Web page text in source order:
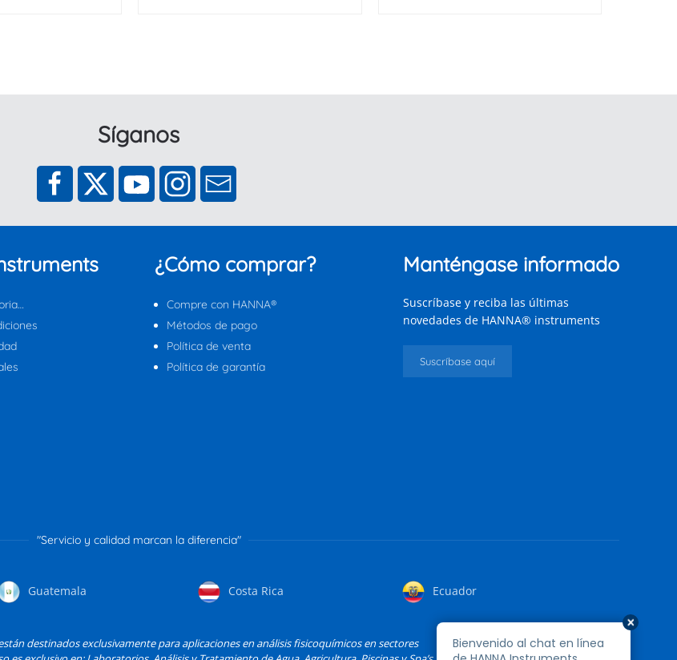
Síganos
¿Cómo comprar?
Compre con HANNA®
Métodos de pago
Política de venta
Política de garantía
Manténgase informado
Suscríbase y reciba las últimas
novedades de HANNA® instruments
Suscríbase aquí
"Servicio y calidad marcan la diferencia"
Guatemala Costa Rica Ecuador
destinados exclusivamente para aplicaciones en análisis fisicoquímicos en sectores